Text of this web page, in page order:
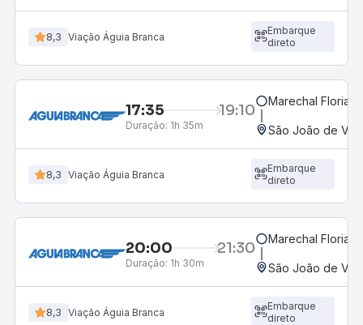
8,3 Viação Águia Branca
Embarque
direto
17:35 19:10
Duração: 1h 35m
Marechal
São João de
8,3 Viação Águia Branca
Embarque
direto
20:00 21:30
Duração: 1h 30m
Marechal
São João de
8,3 Viação Águia Branca
Embarque
direto